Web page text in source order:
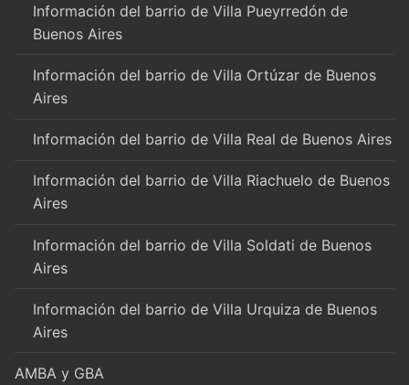
Información del barrio de Villa Pueyrredón de
Buenos Aires
Información del barrio de Villa Ortúzar de Buenos
Aires
Información del barrio de Villa Real de Buenos Aires
Información del barrio de Villa Riachuelo de Buenos
Aires
Información del barrio de Villa Soldati de Buenos
Aires
Información del barrio de Villa Urquiza de Buenos
Aires
AMBA y GBA